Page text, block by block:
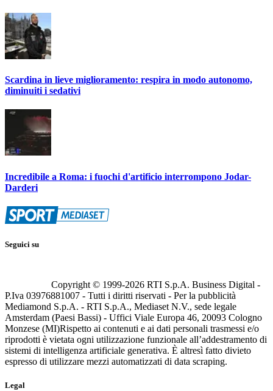
Scardina in lieve miglioramento: respira in modo autonomo,
diminuiti i sedativi
Incredibile a Roma: i fuochi d'artificio interrompono Jodar-
Darderi
Seguici su
Copyright © 1999-2026 RTI S.p.A. Business Digital -
P.Iva 03976881007 - Tutti i diritti riservati - Per la pubblicità
Mediamond S.p.A. - RTI S.p.A., Mediaset N.V., sede legale
Amsterdam (Paesi Bassi) - Uffici Viale Europa 46, 20093 Cologno
Monzese (MI)Rispetto ai contenuti e ai dati personali trasmessi e/o
riprodotti è vietata ogni utilizzazione funzionale all’addestramento di
sistemi di intelligenza artificiale generativa. È altresì fatto divieto
espresso di utilizzare mezzi automatizzati di data scraping.
Legal